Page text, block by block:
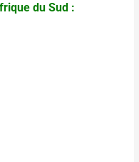
du Sud :